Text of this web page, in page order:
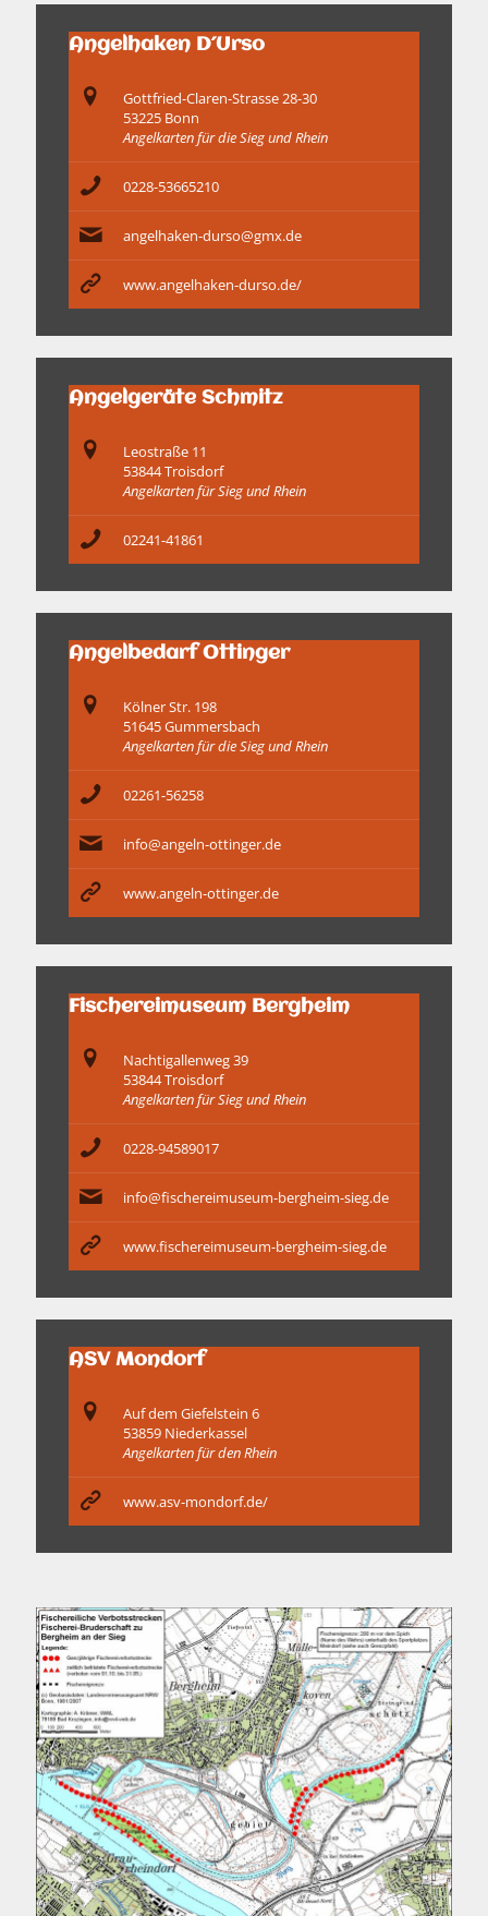
Angelhaken D´Urso
Gottfried-Claren-Strasse 28-30
53225 Bonn
Angelkarten für die Sieg und Rhein
0228-53665210
angelhaken-durso@gmx.de
www.angelhaken-durso.de/
Angelgeräte Schmitz
Leostraße 11
53844 Troisdorf
Angelkarten für Sieg und Rhein
02241-41861
Angelbedarf Ottinger
Kölner Str. 198
51645 Gummersbach
Angelkarten für die Sieg und Rhein
02261-56258
info@angeln-ottinger.de
www.angeln-ottinger.de
Fischereimuseum Bergheim
Nachtigallenweg 39
53844 Troisdorf
Angelkarten für Sieg und Rhein
0228-94589017
info@fischereimuseum-bergheim-sieg.de
www.fischereimuseum-bergheim-sieg.de
ASV Mondorf
Auf dem Giefelstein 6
53859 Niederkassel
Angelkarten für den Rhein
www.asv-mondorf.de/